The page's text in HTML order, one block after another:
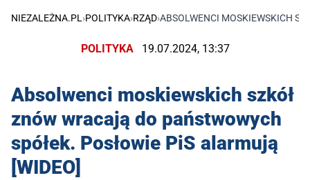
NIEZALEŻNA.PL ›POLITYKA›RZĄD›ABSOLWENCI MOSKIEWSKICH
POLITYKA 19.07.2024, 13:37
Absolwenci moskiewskich szkół
znów wracają do państwowych
spółek. Posłowie PiS alarmują
[WIDEO]